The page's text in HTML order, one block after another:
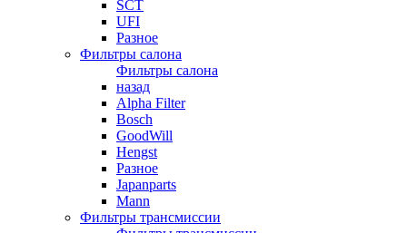
SCT
UFI
Разное
Фильтры салона
Фильтры салона
назад
Alpha Filter
Bosch
GoodWill
Hengst
Разное
Japanparts
Mann
Фильтры трансмиссии